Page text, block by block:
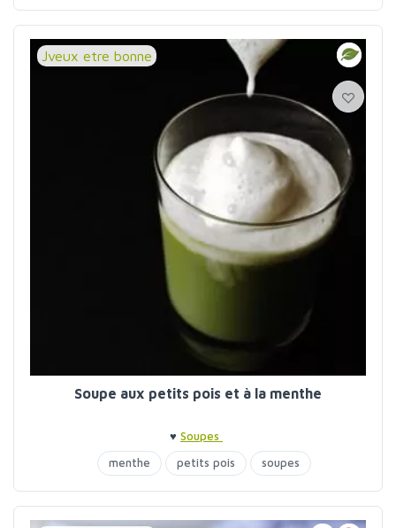
Jveux etre bonne
Soupe aux petits pois et à la menthe
♥ Soupes
menthe
petits pois soupes